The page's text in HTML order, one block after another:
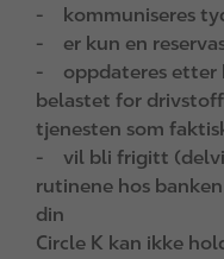
- kommuniseres
- er kun en
- oppdateres etter
belastet for
tjenesten som
- vil bli frigitt
rutinene hos
din
Circle K kan ikke